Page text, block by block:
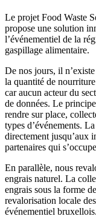
Le projet Food Waste
propose une solution
l’événementiel de la
gaspillage alimentaire.
De nos jours, il
la quantité de
car aucun acteur du
de données. Le
rendre sur place,
types d’événements.
directement jusqu’aux
partenaires qui
En parallèle, nous
engrais naturel. La
engrais sous la forme
revalorisation locale
événementiel bruxellois.